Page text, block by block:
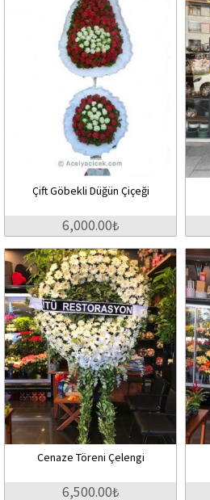
Çift Göbekli Düğün Çiçeği
6,000.00₺
Cenaze Töreni Çelengi
6,500.00₺